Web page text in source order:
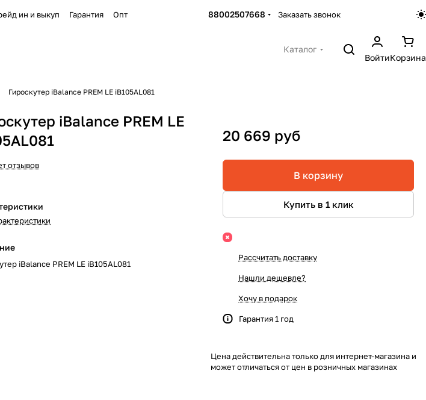
ин и выкуп Гарантия Опт 88002507668 Заказать звонок
Каталог
ВойтиКорзина
Гироскутер iBalance PREM LE iB105AL081
iBalance PREM LE
отзывов
iBalance PREM LE iB105AL081
20 669 руб
В корзину
Купить в 1 клик
Рассчитать доставку
Нашли дешевле?
Хочу в подарок
Гарантия 1 год
Цена действительна только для интернет-магазина и
может отличаться от цен в розничных магазинах